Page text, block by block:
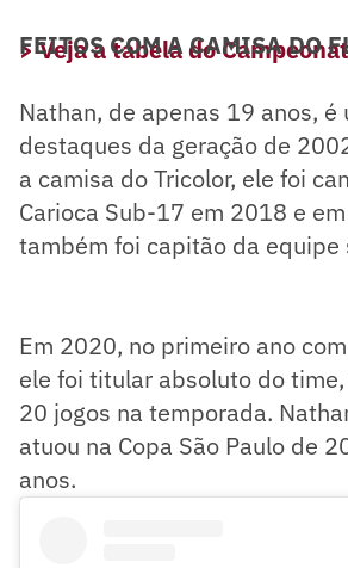
> Veja a tabela do
FEITOS COM A CAMISA DO
Nathan, de apenas 19 anos, é
destaques da geração de
a camisa do Tricolor, ele foi
Carioca Sub-17 em 2018 e
também foi capitão da equipe
Em 2020, no primeiro ano
ele foi titular absoluto do
20 jogos na temporada.
atuou na Copa São Paulo de
anos.